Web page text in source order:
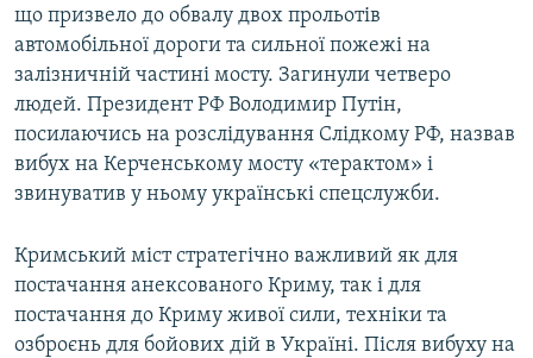
що призвело до обвалу двох прольотів
автомобільної дороги та сильної пожежі на
залізничній частині мосту. Загинули четверо
людей. Президент РФ Володимир Путін,
посилаючись на розслідування Слідкому РФ, назвав
вибух на Керченському мосту «терактом» і
звинуватив у ньому українські спецслужби.
Кримський міст стратегічно важливий як для
постачання анексованого Криму, так і для
постачання до Криму живої сили, техніки та
озброєнь для бойових дій в Україні. Після вибуху на